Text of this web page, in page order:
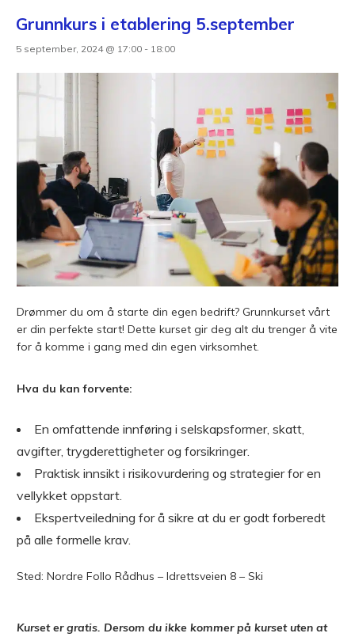
Grunnkurs i etablering 5.september
5 september, 2024 @ 17:00 - 18:00
Drømmer du om å starte din egen bedrift? Grunnkurset vårt
er din perfekte start! Dette kurset gir deg alt du trenger å vite
for å komme i gang med din egen virksomhet.
Hva du kan forvente:
En omfattende innføring i selskapsformer, skatt,
avgifter, trygderettigheter og forsikringer.
Praktisk innsikt i risikovurdering og strategier for en
vellykket oppstart.
Ekspertveiledning for å sikre at du er godt forberedt
på alle formelle krav.
Sted: Nordre Follo Rådhus – Idrettsveien 8 – Ski
Kurset er gratis. Dersom du ikke kommer på kurset uten at